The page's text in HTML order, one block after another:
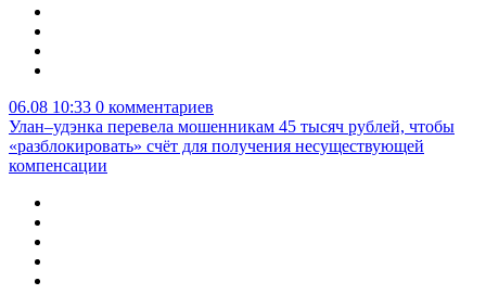
06.08 10:33 0 комментариев
Улан–удэнка перевела мошенникам 45 тысяч рублей, чтобы
«разблокировать» счёт для получения несуществующей
компенсации